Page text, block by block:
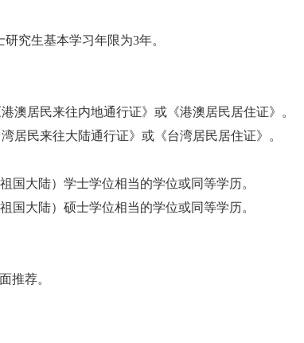
研究生基本学习年限为3年。
澳居民来往内地通行证》或《港澳居民居住证》。
居民来往大陆通行证》或《台湾居民居住证》。
国大陆）学士学位相当的学位或同等学历。
国大陆）硕士学位相当的学位或同等学历。
推荐。